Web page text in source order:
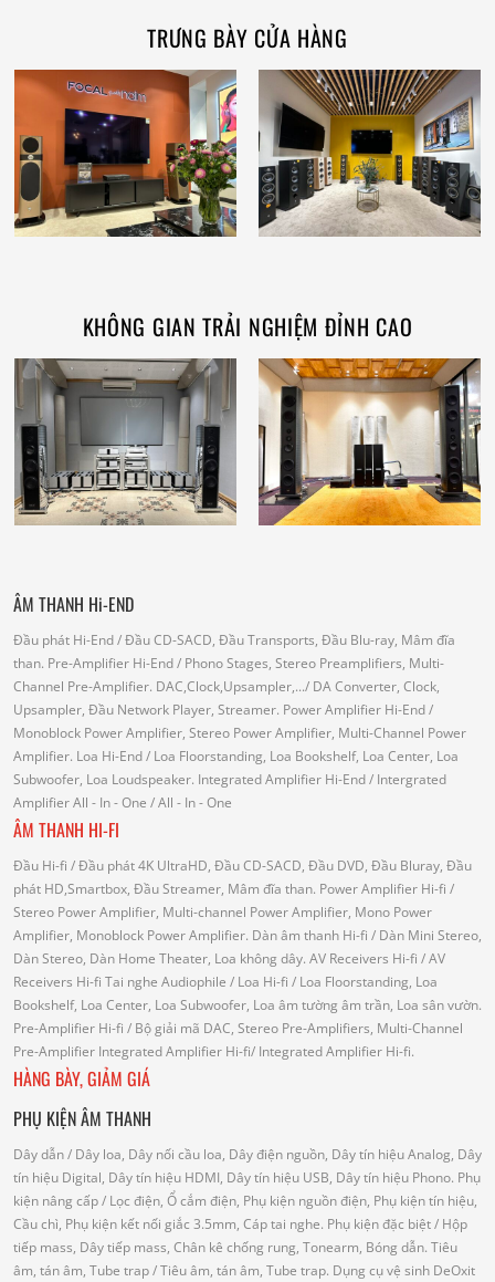
TRƯNG BÀY CỬA HÀNG
KHÔNG GIAN TRẢI NGHIỆM ĐỈNH CAO
ÂM THANH Hi-END
Đầu phát Hi-End/ Đầu CD-SACD, Đầu Transports, Đầu Blu-ray, Mâm đĩa
than. Pre-Amplifier Hi-End/ Phono Stages, Stereo Preamplifiers, Multi-
Channel Pre-Amplifier. DAC,Clock,Upsampler,.../ DA Converter, Clock,
Upsampler, Đầu Network Player, Streamer. Power Amplifier Hi-End/
Monoblock Power Amplifier, Stereo Power Amplifier, Multi-Channel Power
Amplifier. Loa Hi-End/ Loa Floorstanding, Loa Bookshelf, Loa Center, Loa
Subwoofer, Loa Loudspeaker. Integrated Amplifier Hi-End/ Intergrated
AmplifierAll - In - One / All - In - One
ÂM THANH HI-FI
Đầu Hi-fi / Đầu phát 4K UltraHD, Đầu CD-SACD, Đầu DVD, Đầu Bluray, Đầu
phát HD,Smartbox, Đầu Streamer, Mâm đĩa than. Power Amplifier Hi-fi /
Stereo Power Amplifier, Multi-channel Power Amplifier, Mono Power
Amplifier, Monoblock Power Amplifier. Dàn âm thanh Hi-fi / Dàn Mini Stereo,
Dàn Stereo, Dàn Home Theater, Loa không dây. AV Receivers Hi-fi / AV
Receivers Hi-fi Tai nghe Audiophile / Loa Hi-fi / Loa Floorstanding, Loa
Bookshelf, Loa Center, Loa Subwoofer, Loa âm tường âm trần, Loa sân vườn.
Pre-Amplifier Hi-fi / Bộ giải mã DAC, Stereo Pre-Amplifiers, Multi-Channel
Pre-Amplifier Integrated Amplifier Hi-fi/ Integrated Amplifier Hi-fi.
HÀNG BÀY, GIẢM GIÁ
PHỤ KIỆN ÂM THANH
Dây dẫn/ Dây loa, Dây nối cầu loa, Dây điện nguồn, Dây tín hiệu Analog, Dây
tín hiệu Digital, Dây tín hiệu HDMI, Dây tín hiệu USB, Dây tín hiệu Phono. Phụ
kiện nâng cấp/ Lọc điện, Ổ cắm điện, Phụ kiện nguồn điện, Phụ kiện tín hiệu,
Cầu chì, Phụ kiện kết nối giắc 3.5mm, Cáp tai nghe. Phụ kiện đặc biệt/ Hộp
tiếp mass, Dây tiếp mass, Chân kê chống rung, Tonearm, Bóng dẫn. Tiêu
âm, tán âm, Tube trap/ Tiêu âm, tán âm, Tube trap. Dụng cụ vệ sinh DeOxit